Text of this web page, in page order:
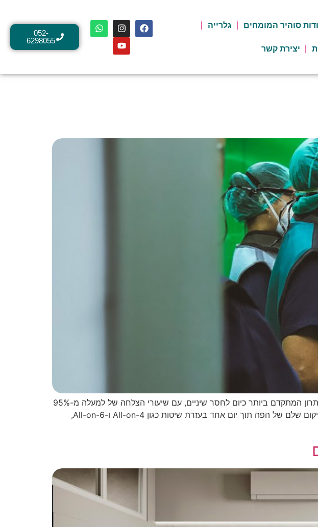
סוהיר המומחים גלרייה
יצירת קשר
052-
6298055
שתלים דנטליים ב-2026: מה חובה לדעת לפני שמחליטים על הטיפול שתלים דנטליים הם הפתרון המתקדם ביותר כיום לחסר שיניים, עם שיעורי הצלחה של למעלה מ-95%
לאורך עשר שנים. הטכנולוגיה בתחום קפצה מדרגה בשנים האחרונות – ב-2026 ניתן לבצע שיקום שלם של הפה תוך יום אחד בעזרת שיטות כגון All-on-4 ו-All-on-6,